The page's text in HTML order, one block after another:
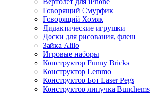
Вертолёт для iPhone
Говорящий Смурфик
Говорящий Хомяк
Дидактические игрушки
Доски для рисования, флеш
Зайка Alilo
Игровые наборы
Конструктор Funny Bricks
Конструктор Lemmo
Конструктор Бот Laser Pegs
Конструктор липучка Bunchems